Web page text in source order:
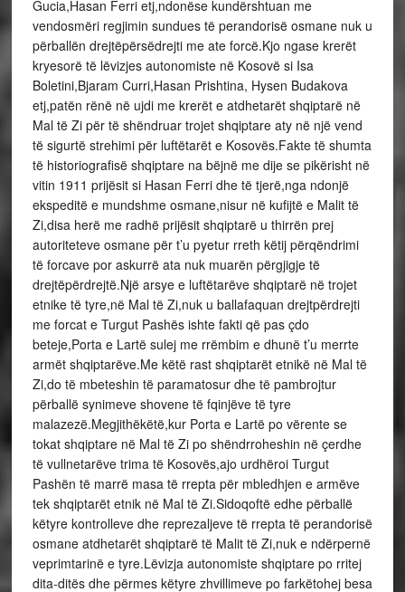
Gucia,Hasan Ferri etj,ndonëse kundërshtuan me
vendosmëri regjimin sundues të perandorisë osmane nuk u
përballën drejtëpërsëdrejti me ate forcë.Kjo ngase krerët
kryesorë të lëvizjes autonomiste në Kosovë si Isa
Boletini,Bjaram Curri,Hasan Prishtina, Hysen Budakova
etj,patën rënë në ujdi me krerët e atdhetarët shqiptarë në
Mal të Zi për të shëndruar trojet shqiptare aty në një vend
të sigurtë strehimi për luftëtarët e Kosovës.Fakte të shumta
të historiografisë shqiptare na bëjnë me dije se pikërisht në
vitin 1911 prijësit si Hasan Ferri dhe të tjerë,nga ndonjë
ekspeditë e mundshme osmane,nisur në kufijtë e Malit të
Zi,disa herë me radhë prijësit shqiptarë u thirrën prej
autoriteteve osmane për t’u pyetur rreth këtij përqëndrimi
të forcave por askurrë ata nuk muarën përgjigje të
drejtëpërdrejtë.Një arsye e luftëtarëve shqiptarë në trojet
etnike të tyre,në Mal të Zi,nuk u ballafaquan drejtpërdrejti
me forcat e Turgut Pashës ishte fakti që pas çdo
beteje,Porta e Lartë sulej me rrëmbim e dhunë t’u merrte
armët shqiptarëve.Me këtë rast shqiptarët etnikë në Mal të
Zi,do të mbeteshin të paramatosur dhe të pambrojtur
përballë synimeve shovene të fqinjëve të tyre
malazezë.Megjithëkëtë,kur Porta e Lartë po vërente se
tokat shqiptare në Mal të Zi po shëndrroheshin në çerdhe
të vullnetarëve trima të Kosovës,ajo urdhëroi Turgut
Pashën të marrë masa të rrepta për mbledhjen e armëve
tek shqiptarët etnik në Mal të Zi.Sidoqoftë edhe përballë
këtyre kontrolleve dhe reprezaljeve të rrepta të perandorisë
osmane atdhetarët shqiptarë të Malit të Zi,nuk e ndërpernë
veprimtarinë e tyre.Lëvizja autonomiste shqiptare po rritej
dita-ditës dhe përmes këtyre zhvillimeve po farkëtohej besa